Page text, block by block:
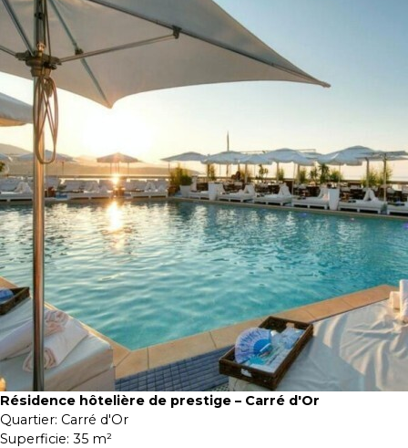
Résidence hôtelière de prestige – Carré d'Or
Quartier: Carré d'Or
Superficie: 35 m²